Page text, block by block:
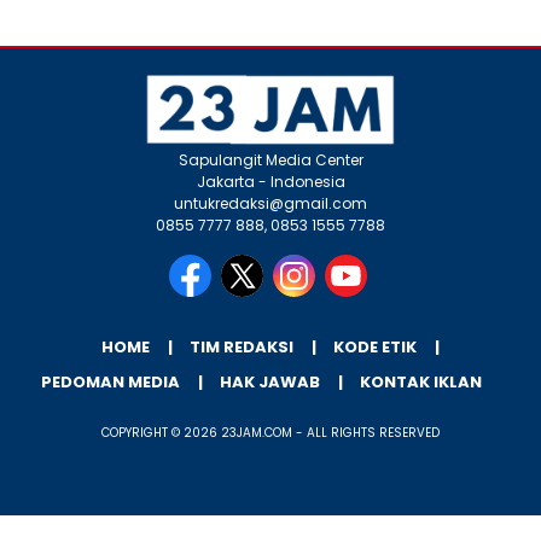
Sapulangit Media Center
Jakarta - Indonesia
untukredaksi@gmail.com
0855 7777 888, 0853 1555 7788
HOME TIM REDAKSI
KODE ETIK
PEDOMAN MEDIA
HAK JAWAB KONTAK IKLAN
COPYRIGHT © 2026 23JAM.COM - ALL RIGHTS RESERVED